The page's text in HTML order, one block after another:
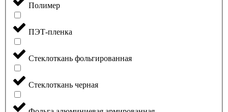
Полимер
ПЭТ-пленка
Стеклоткань фольгированная
Стеклоткань черная